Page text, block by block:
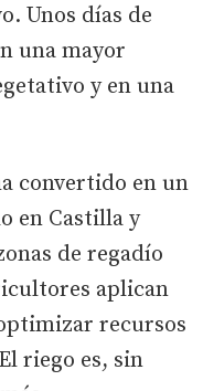
Unos días de
una mayor
y en una
convertido en un
en Castilla y
de regadío
aplican
recursos
riego es, sin